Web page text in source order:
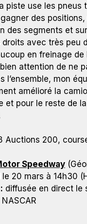
piste use les
des
des segments et
avec très peu
en freinage
attention de ne
l’ensemble, mon
amélioré la
et pour le reste de
Auctions 200,
Speedway
le 20 mars à 14h30
diffusée en direct le